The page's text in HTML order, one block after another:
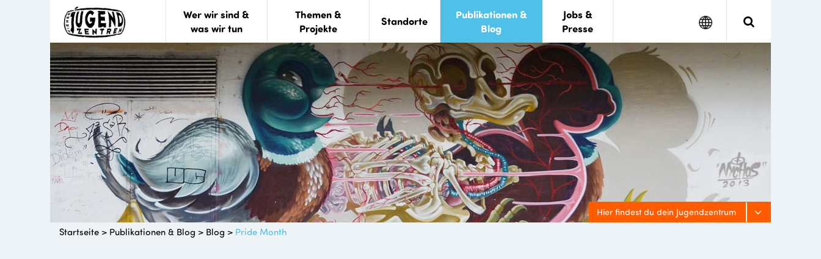
Wer wir sind &
was wir tun
Themen &
Projekte
Standorte
Publikationen &
Blog
Jobs &
Presse
Search
Google
Hier findest du dein Jugendzentrum
Startseite > Publikationen & Blog > Blog > Pride Month